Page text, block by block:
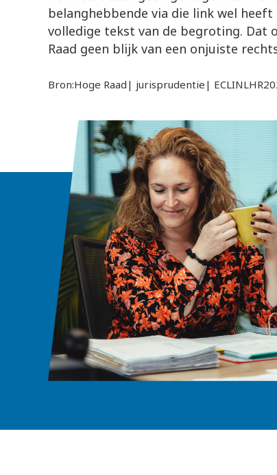
belanghebbende via die link wel
volledige tekst van de begroting. Dat
Raad geen blijk van een onjuiste
Bron:Hoge Raad| jurisprudentie|